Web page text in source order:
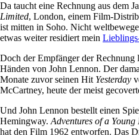
Da taucht eine Rechnung aus dem
Limited, London, einem Film-
ist mitten in Soho. Nicht
etwas weiter residiert mein
Doch der Empfänger der Rechnung
Händen von John Lennon. Der
Monate zuvor seinen Hit Yesterday
McCartney, heute der meist
Und John Lennon bestellt einen
Hemingway. Adventures of a Young
hat den Film 1962 entworfen. Das